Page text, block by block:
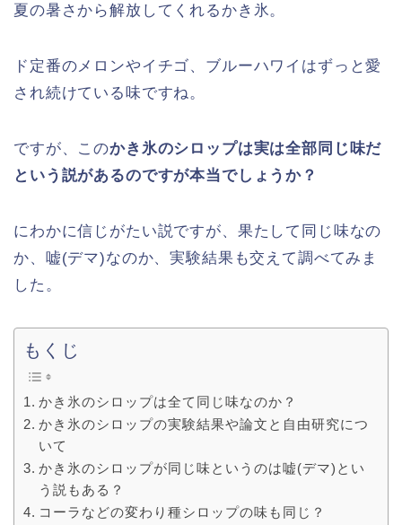
夏の暑さから解放してくれるかき氷。
ド定番のメロンやイチゴ、ブルーハワイはずっと愛
され続けている味ですね。
ですが、このかき氷のシロップは実は全部同じ味だ
という説があるのですが本当でしょうか？
にわかに信じがたい説ですが、果たして同じ味なの
か、嘘(デマ)なのか、実験結果も交えて調べてみま
した。
もくじ
かき氷のシロップは全て同じ味なのか？
かき氷のシロップの実験結果や論文と自由研究につ
いて
かき氷のシロップが同じ味というのは嘘(デマ)とい
う説もある？
コーラなどの変わり種シロップの味も同じ？